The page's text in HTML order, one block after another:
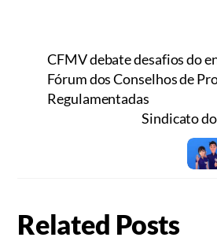
CFMV debate desafios do
Fórum dos Conselhos de
Regulamentadas
Sindicato
Related Posts